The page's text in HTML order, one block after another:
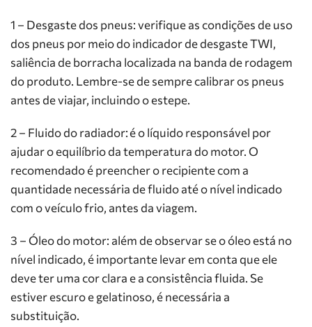
1 – Desgaste dos pneus: verifique as condições de uso
dos pneus por meio do indicador de desgaste TWI,
saliência de borracha localizada na banda de rodagem
do produto. Lembre-se de sempre calibrar os pneus
antes de viajar, incluindo o estepe.
2 – Fluido do radiador: é o líquido responsável por
ajudar o equilíbrio da temperatura do motor. O
recomendado é preencher o recipiente com a
quantidade necessária de fluido até o nível indicado
com o veículo frio, antes da viagem.
3 – Óleo do motor: além de observar se o óleo está no
nível indicado, é importante levar em conta que ele
deve ter uma cor clara e a consistência fluida. Se
estiver escuro e gelatinoso, é necessária a
substituição.